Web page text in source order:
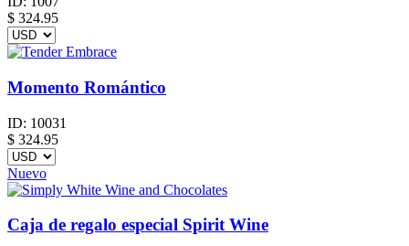
$ 324.95
Momento Romántico
ID: 10031
$ 324.95
Nuevo
Caja de regalo especial Spirit Wine